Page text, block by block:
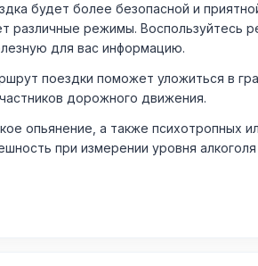
будет более безопасной и
режимы. Воспользуйтесь
для вас информацию.
поездки поможет уложиться в
дорожного движения.
опьянение, а также психотропных
при измерении уровня алкоголя